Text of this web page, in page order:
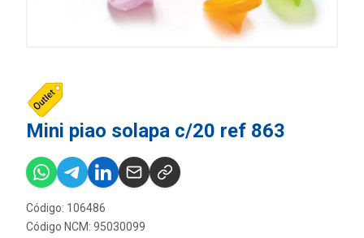
Mini piao solapa c/20 ref 863
Código: 106486
Código NCM: 95030099